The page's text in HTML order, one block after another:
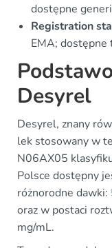
dostępne
Registration
EMA; dostępne
Desyrel
Desyrel, znany
lek stosowany w
N06AX05
Polsce dostępny
różnorodne
oraz w postaci
mg/mL.